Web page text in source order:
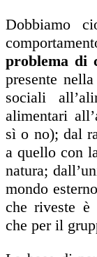
Dobbiamo
problema di
presente nella
sociali
alimentari
sì o no); dal
a quello con
natura;
mondo
che riveste è
che per il